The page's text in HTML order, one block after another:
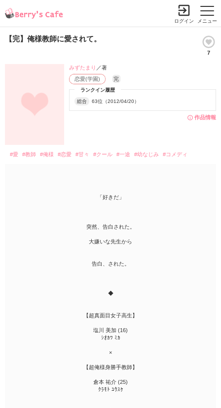
メニュー
ログイン
【完】俺様教師に愛されて。
7
作品情報
ランクイン履歴
総合 63位（2012/04/20）
恋愛(学園) 完
みずたまり ／著
#愛 #教師 #俺様 #恋愛 #甘々 #クール #一途 #幼なじみ #コメディ
「好きだ」
突然、告白された。
大嫌いな先生から
告白、された。
◆
【超真面目女子高生】
塩川 美加 (16)
ｼｵｶﾜ ﾐｶ
×
【超俺様身勝手教師】
倉本 祐介 (25)
ｸﾗﾓﾄ ﾕｳｽｹ